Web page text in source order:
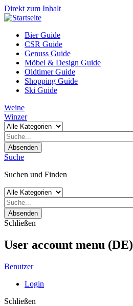
Direkt zum Inhalt
Bier Guide
CSR Guide
Genuss Guide
Möbel & Design Guide
Oldtimer Guide
Shopping Guide
Ski Guide
Weine
Winzer
Absenden
Suche
Suchen und Finden
Absenden
Schließen
User account menu (DE)
Benutzer
Login
Schließen